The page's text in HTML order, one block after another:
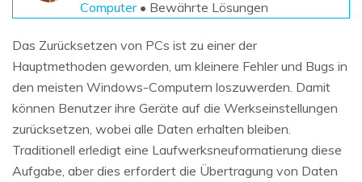
UBackit - Datensicherung
Computer• Bewährte Lösungen
Das Zurücksetzen von PCs ist zu einer der
Hauptmethoden geworden, um kleinere Fehler und Bugs in
den meisten Windows-Computern loszuwerden. Damit
können Benutzer ihre Geräte auf die Werkseinstellungen
zurücksetzen, wobei alle Daten erhalten bleiben.
Traditionell erledigt eine Laufwerksneuformatierung diese
Aufgabe, aber dies erfordert die Übertragung von Daten